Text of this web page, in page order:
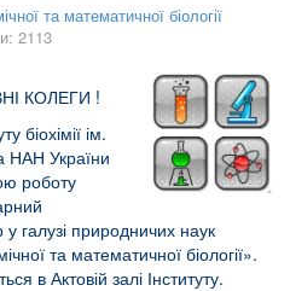
та математичної біології
2113
КОЛЕГИ !
біохімії ім.
НАН України
роботу
галузі природничих наук
та математичної біології».
в Актовій залі Інституту.